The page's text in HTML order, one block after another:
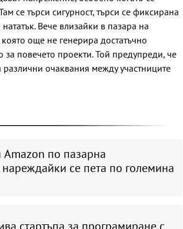
се търси сигурност, търси се фиксирана
Вече влизайки в пазара на
още не генерира достатъчно
повечето проекти. Той предупреди, че
различни очаквания между участниците
Amazon по пазарна
нареждайки се пета по големина